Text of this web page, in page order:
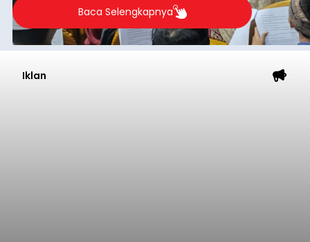
2026.
Baca Selengkapnya
Iklan